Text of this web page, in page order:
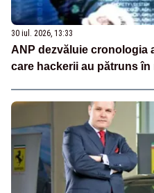
30 iul. 2026, 13:33
ANP dezvăluie cronologia
care hackerii au pătruns